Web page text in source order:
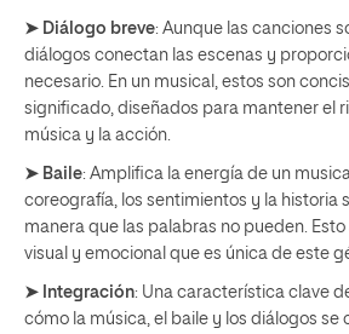
➤ Diálogo breve: Aunque las canciones
diálogos conectan las escenas y
necesario. En un musical, estos son
significado, diseñados para mantener el
música y la acción.
➤ Baile: Amplifica la energía de un
coreografía, los sentimientos y la historia
manera que las palabras no pueden.
visual y emocional que es única de este
➤ Integración: Una característica clave
cómo la música, el baile y los diálogos se